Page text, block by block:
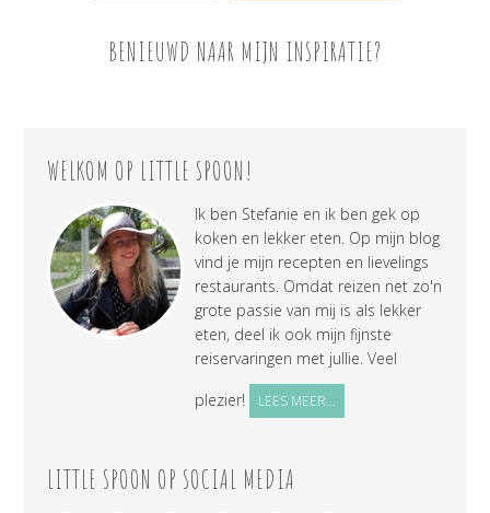
BENIEUWD NAAR MIJN INSPIRATIE?
WELKOM OP LITTLE SPOON!
Ik ben Stefanie en ik ben gek op
koken en lekker eten. Op mijn blog
vind je mijn recepten en lievelings
restaurants. Omdat reizen net zo'n
grote passie van mij is als lekker
eten, deel ik ook mijn fijnste
reiservaringen met jullie. Veel
plezier!
LEES MEER...
LITTLE SPOON OP SOCIAL MEDIA